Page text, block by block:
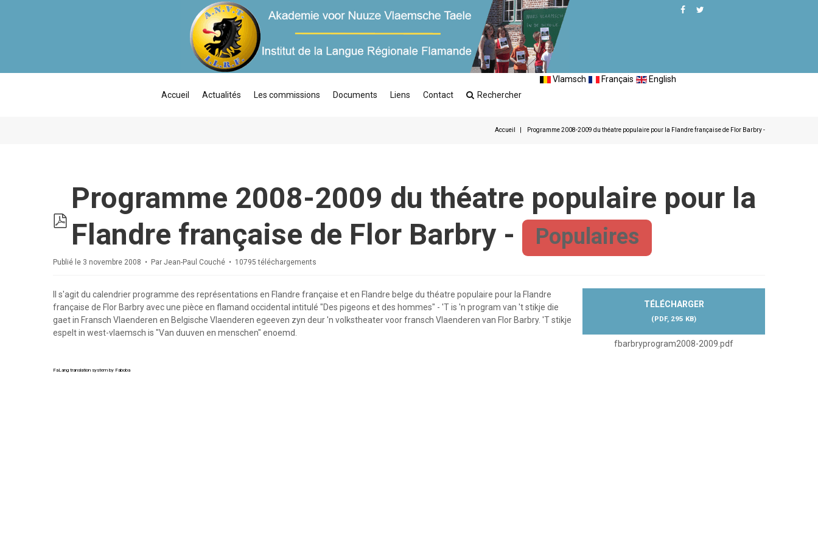
Accueil Actualités Les commissions Documents Liens Contact Rechercher
Vlamsch Français English
Accueil Programme 2008-2009 du théatre populaire pour la Flandre française de Flor Barbry -
pdf
Programme 2008-2009 du théatre populaire pour la
Flandre française de Flor Barbry -
Populaires
Publié le 3 novembre 2008 Par Jean-Paul Couché 10795 téléchargements
TÉLÉCHARGER
(PDF, 295 KB)
fbarbryprogram2008-2009.pdf
Il s'agit du calendrier programme des représentations en Flandre française et en Flandre belge du théatre populaire pour la Flandre
française de Flor Barbry avec une pièce en flamand occidental intitulé "Des pigeons et des hommes" - 'T is 'n program van 't stikje die
gaet in Fransch Vlaenderen en Belgische Vlaenderen egeeven zyn deur 'n volkstheater voor fransch Vlaenderen van Flor Barbry. 'T stikje
espelt in west-vlaemsch is "Van duuven en menschen" enoemd.
FaLang translation system by Faboba